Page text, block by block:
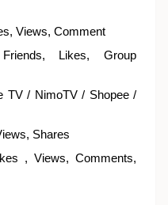
Views, Comment
Likes, Group
TV / NimoTV / Shopee /
Shares
, Views, Comments,